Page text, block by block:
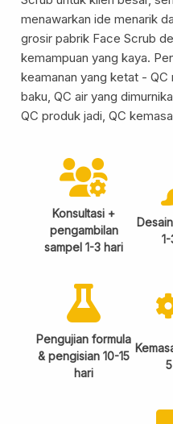
Layanan Sertifikat
menawarkan ide menarik
grosir pabrik Face Scrub
kemampuan yang kaya.
keamanan yang ketat - QC
baku, QC air yang
QC produk jadi, QC
Konsultasi +
pengambilan
sampel 1-3 hari
Pengujian formula
& pengisian 10-15
hari